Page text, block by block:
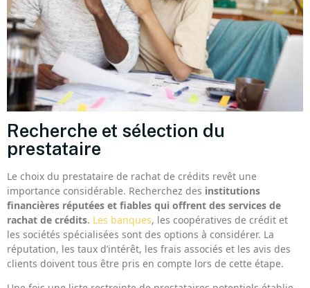
Recherche et sélection du
prestataire
Le choix du prestataire de rachat de crédits revêt une
importance considérable. Recherchez des institutions
financières réputées et fiables qui offrent des services de
rachat de crédits. Les banques, les coopératives de crédit et
les sociétés spécialisées sont des options à considérer. La
réputation, les taux d’intérêt, les frais associés et les avis des
clients doivent tous être pris en compte lors de cette étape.